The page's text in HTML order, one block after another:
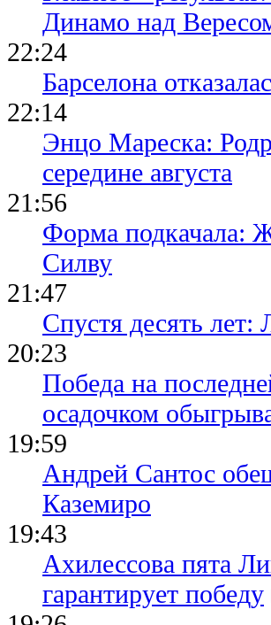
Динамо над
22:24
Барселона
22:14
Энцо Мареска:
середине августа
21:56
Форма подкачала:
Силву
21:47
Спустя десять
20:23
Победа на
осадочком
19:59
Андрей Сантос
Каземиро
19:43
Ахилессова пята
гарантирует победу